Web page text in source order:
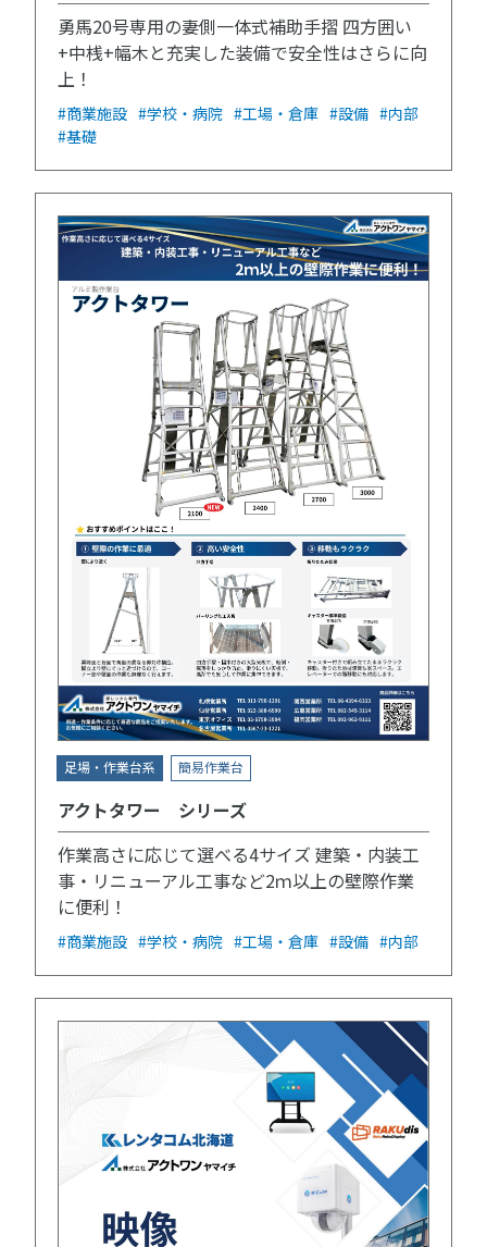
勇馬20号専用の妻側一体式補助手摺 四方囲い
+中桟+幅木と充実した装備で安全性はさらに向
上！
#商業施設 #学校・病院 #工場・倉庫 #設備 #内部
#基礎
足場・作業台系 簡易作業台
アクトタワー シリーズ
作業高さに応じて選べる4サイズ 建築・内装工
事・リニューアル工事など2ｍ以上の壁際作業
に便利！
#商業施設 #学校・病院 #工場・倉庫 #設備 #内部